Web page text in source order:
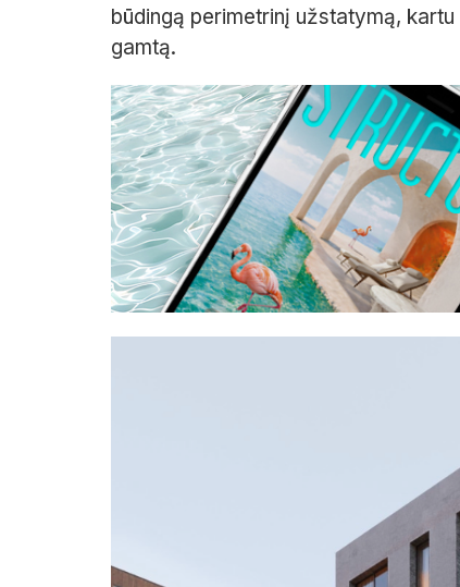
būdingą perimetrinį užstatymą,
gamtą.